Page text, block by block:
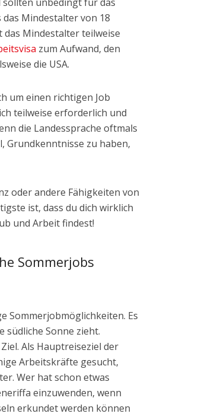
Mindestalter von 18
das Mindestalter teilweise
zum Aufwand, den
die USA.
um einen richtigen Job
teilweise erforderlich und
die Landessprache oftmals
Grundkenntnisse zu haben,
oder andere Fähigkeiten von
ist, dass du dich wirklich
und Arbeit findest!
Sommerjobs
Sommerjobmöglichkeiten. Es
südliche Sonne zieht.
Als Hauptreiseziel der
Arbeitskräfte gesucht,
Wer hat schon etwas
einzuwenden, wenn
erkundet werden können